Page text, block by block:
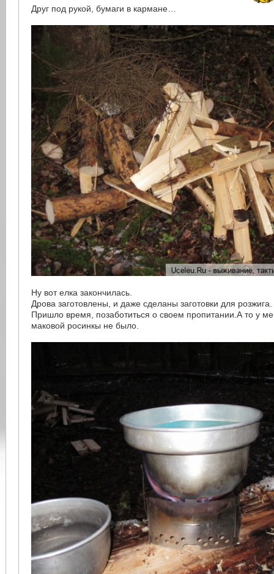
Друг под рукой, бумаги в кармане…
Ну вот елка закончилась.
Дрова заготовлены, и даже сделаны заготовки для розжига.
Пришло время, позаботиться о своем пропитании.А то у
маковой росинкы не было.